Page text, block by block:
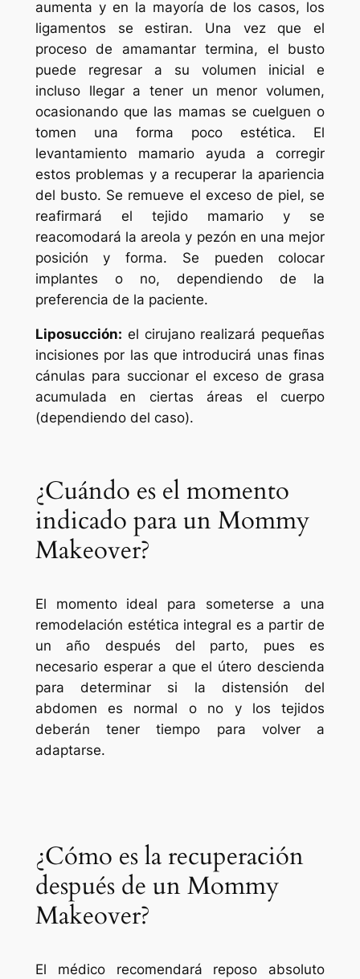
aumenta y en la mayoría de los casos, los
ligamentos se estiran. Una vez que el
proceso de amamantar termina, el busto
puede regresar a su volumen inicial e
incluso llegar a tener un menor volumen,
ocasionando que las mamas se cuelguen o
tomen una forma poco estética. El
levantamiento mamario ayuda a corregir
estos problemas y a recuperar la apariencia
del busto. Se remueve el exceso de piel, se
reafirmará el tejido mamario y se
reacomodará la areola y pezón en una mejor
posición y forma. Se pueden colocar
implantes o no, dependiendo de la
preferencia de la paciente.
Liposucción: el cirujano realizará pequeñas
incisiones por las que introducirá unas finas
cánulas para succionar el exceso de grasa
acumulada en ciertas áreas el cuerpo
(dependiendo del caso).
¿Cuándo es el momento
indicado para un Mommy
Makeover?
El momento ideal para someterse a una
remodelación estética integral es a partir de
un año después del parto, pues es
necesario esperar a que el útero descienda
para determinar si la distensión del
abdomen es normal o no y los tejidos
deberán tener tiempo para volver a
adaptarse.
¿Cómo es la recuperación
después de un Mommy
Makeover?
El médico recomendará reposo absoluto